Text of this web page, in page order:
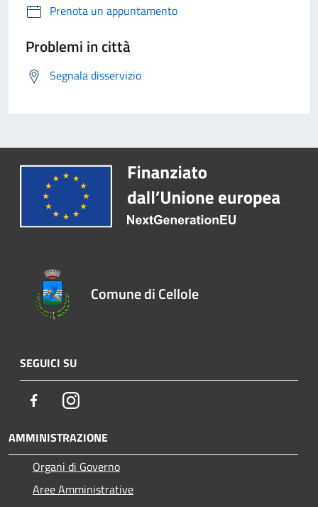
Prenota un appuntamento
Problemi in città
Segnala disservizio
Comune di Cellole
SEGUICI SU
FacebookInstagram
AMMINISTRAZIONE
Organi di Governo
Aree Amministrative